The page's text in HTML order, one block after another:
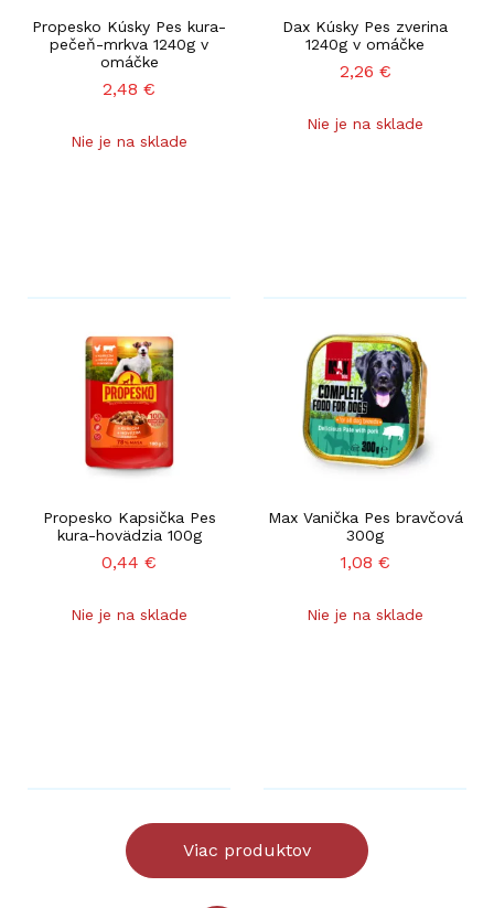
Propesko Kúsky Pes kura-
pečeň-mrkva 1240g v
omáčke
2,48 €
Nie je na sklade
Dax Kúsky Pes zverina
1240g v omáčke
2,26 €
Nie je na sklade
Propesko Kapsička Pes
kura-hovädzia 100g
0,44 €
Nie je na sklade
Max Vanička Pes bravčová
300g
1,08 €
Nie je na sklade
Viac produktov